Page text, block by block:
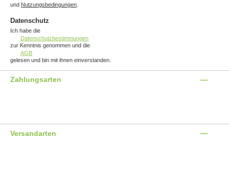
und Nutzungsbedingungen
Datenschutz
Ich habe die
Datenschutzbestimmungen
zur Kenntnis genommen und die
AGB
gelesen und bin mit ihnen einverstanden.
Zahlungsarten
Versandarten